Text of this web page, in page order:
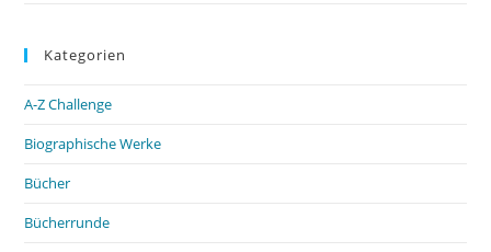
Kategorien
A-Z Challenge
Biographische Werke
Bücher
Bücherrunde